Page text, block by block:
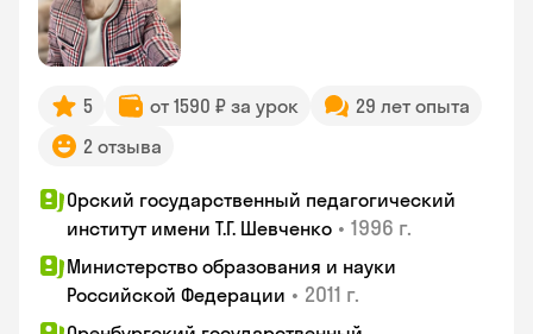
5 от 1590 ₽ за урок
29 лет опыта
2 отзыва
Орский государственный педагогический
институт имени Т.Г. Шевченко • 1996 г.
Министерство образования и науки
Российской Федерации • 2011 г.